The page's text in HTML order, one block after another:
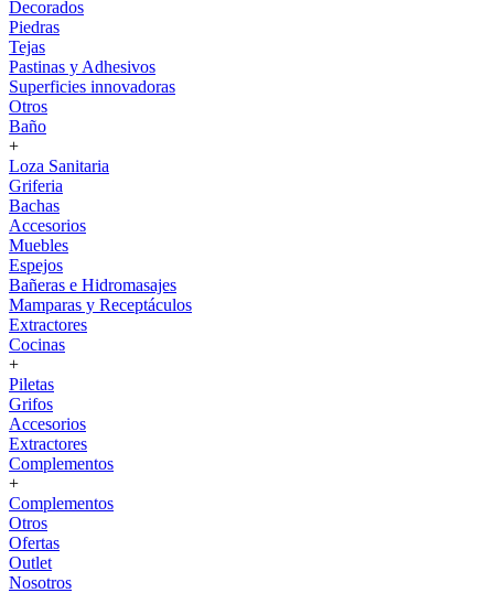
Decorados
Piedras
Tejas
Pastinas y Adhesivos
Superficies innovadoras
Otros
Baño
+
Loza Sanitaria
Griferia
Bachas
Accesorios
Muebles
Espejos
Bañeras e Hidromasajes
Mamparas y Receptáculos
Extractores
Cocinas
+
Piletas
Grifos
Accesorios
Extractores
Complementos
+
Complementos
Otros
Ofertas
Outlet
Nosotros